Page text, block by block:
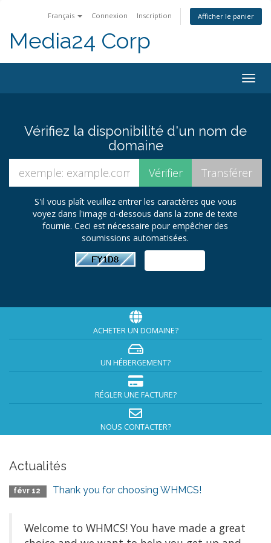
Français Connexion Inscription Afficher le panier
Media24 Corp
Vérifiez la disponibilité d'un nom de
domaine
S'il vous plaît veuillez entrer les caractères que vous
voyez dans l'image ci-dessous dans la zone de texte
fournie. Ceci est nécessaire pour empêcher des
soumissions automatisées.
ACHETER UN DOMAINE?
UN HÉBERGEMENT?
RÉGLER UNE FACTURE?
NOUS CONTACTER?
Actualités
févr 12 Thank you for choosing WHMCS!
Welcome to WHMCS! You have made a great